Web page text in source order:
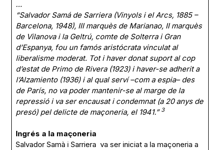
…
“Salvador Samá de Sarriera (Vinyols i el Arcs, 1885 –
Barcelona, 1948), III marquès de Marianao, II marquès
de Vilanova i la Geltrú, comte de Solterra i Gran
d’Espanya, fou un famós aristócrata vinculat al
liberalisme moderat. Tot i haver donat suport al cop
d’estat de Primo de Rivera (1923) i haver-se adherit a
l’Alzamiento (1936) i al qual serví –com a espia– des
de París, no va poder mantenir-se al marge de la
repressió i va ser encausat i condemnat (a 20 anys de
presó) pel delicte de maçoneria, el 1941.” 3
Ingrés a la maçoneria
Salvador Samà i Sarriera va ser iniciat a la maçoneria a